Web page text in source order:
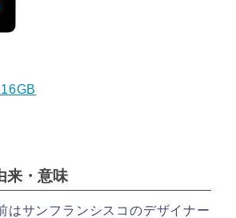
来・意味
はサンフランシスコのデザイナー